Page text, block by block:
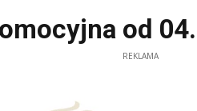
od
REKLAMA